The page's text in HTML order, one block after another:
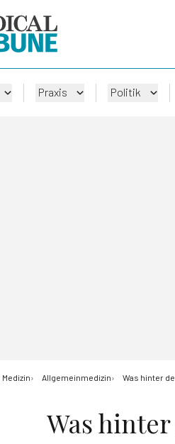
Praxis Politik
Medizin Allgemeinmedizin Was hinter
Was